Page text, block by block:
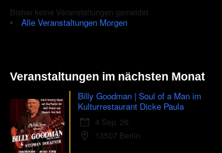
Bisher keine Veranstaltungen gemeldet
Alle Veranstaltungen Morgen
Veranstaltungen im nächsten Monat
Billy Goodman | Soul of a Man im
Kulturrestaurant Dicke Paula
4 Sep. 26
13507 Berlin